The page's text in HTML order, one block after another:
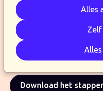
Alles
Zelf
starten voor je
zorg je voor
draagvlak? In dit
op deze en andere
Download het